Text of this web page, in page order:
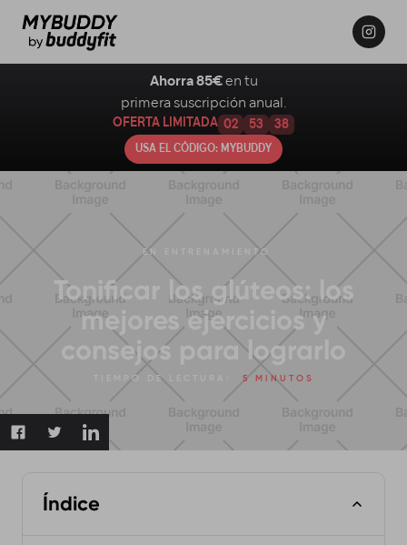
EN ENTRENAMIENTO
Tonificar los glúteos: los
mejores ejercicios y
consejos para lograrlo
TIEMPO DE LECTURA: 5 MINUTOS
Índice
Ahorra 85€ en tu
primera suscripción anual.
OFERTA LIMITADA 02 53 37
USA EL CÓDIGO: MYBUDDY